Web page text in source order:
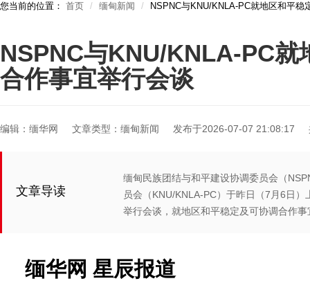
您当前的位置： 首页 缅甸新闻 NSPNC与KNU/KNLA-PC就地区和平稳
NSPNC与KNU/KNLA-PC就
合作事宜举行会谈
编辑：缅华网 文章类型：缅甸新闻 发布于2026-07-07 21:08:17
文章导读
缅甸民族团结与和平建设协调委员会（
员会（KNU/KNLA-PC）于昨日（7月6日
举行会谈，就地区和平稳定及可协调合作
缅华网 星辰报道